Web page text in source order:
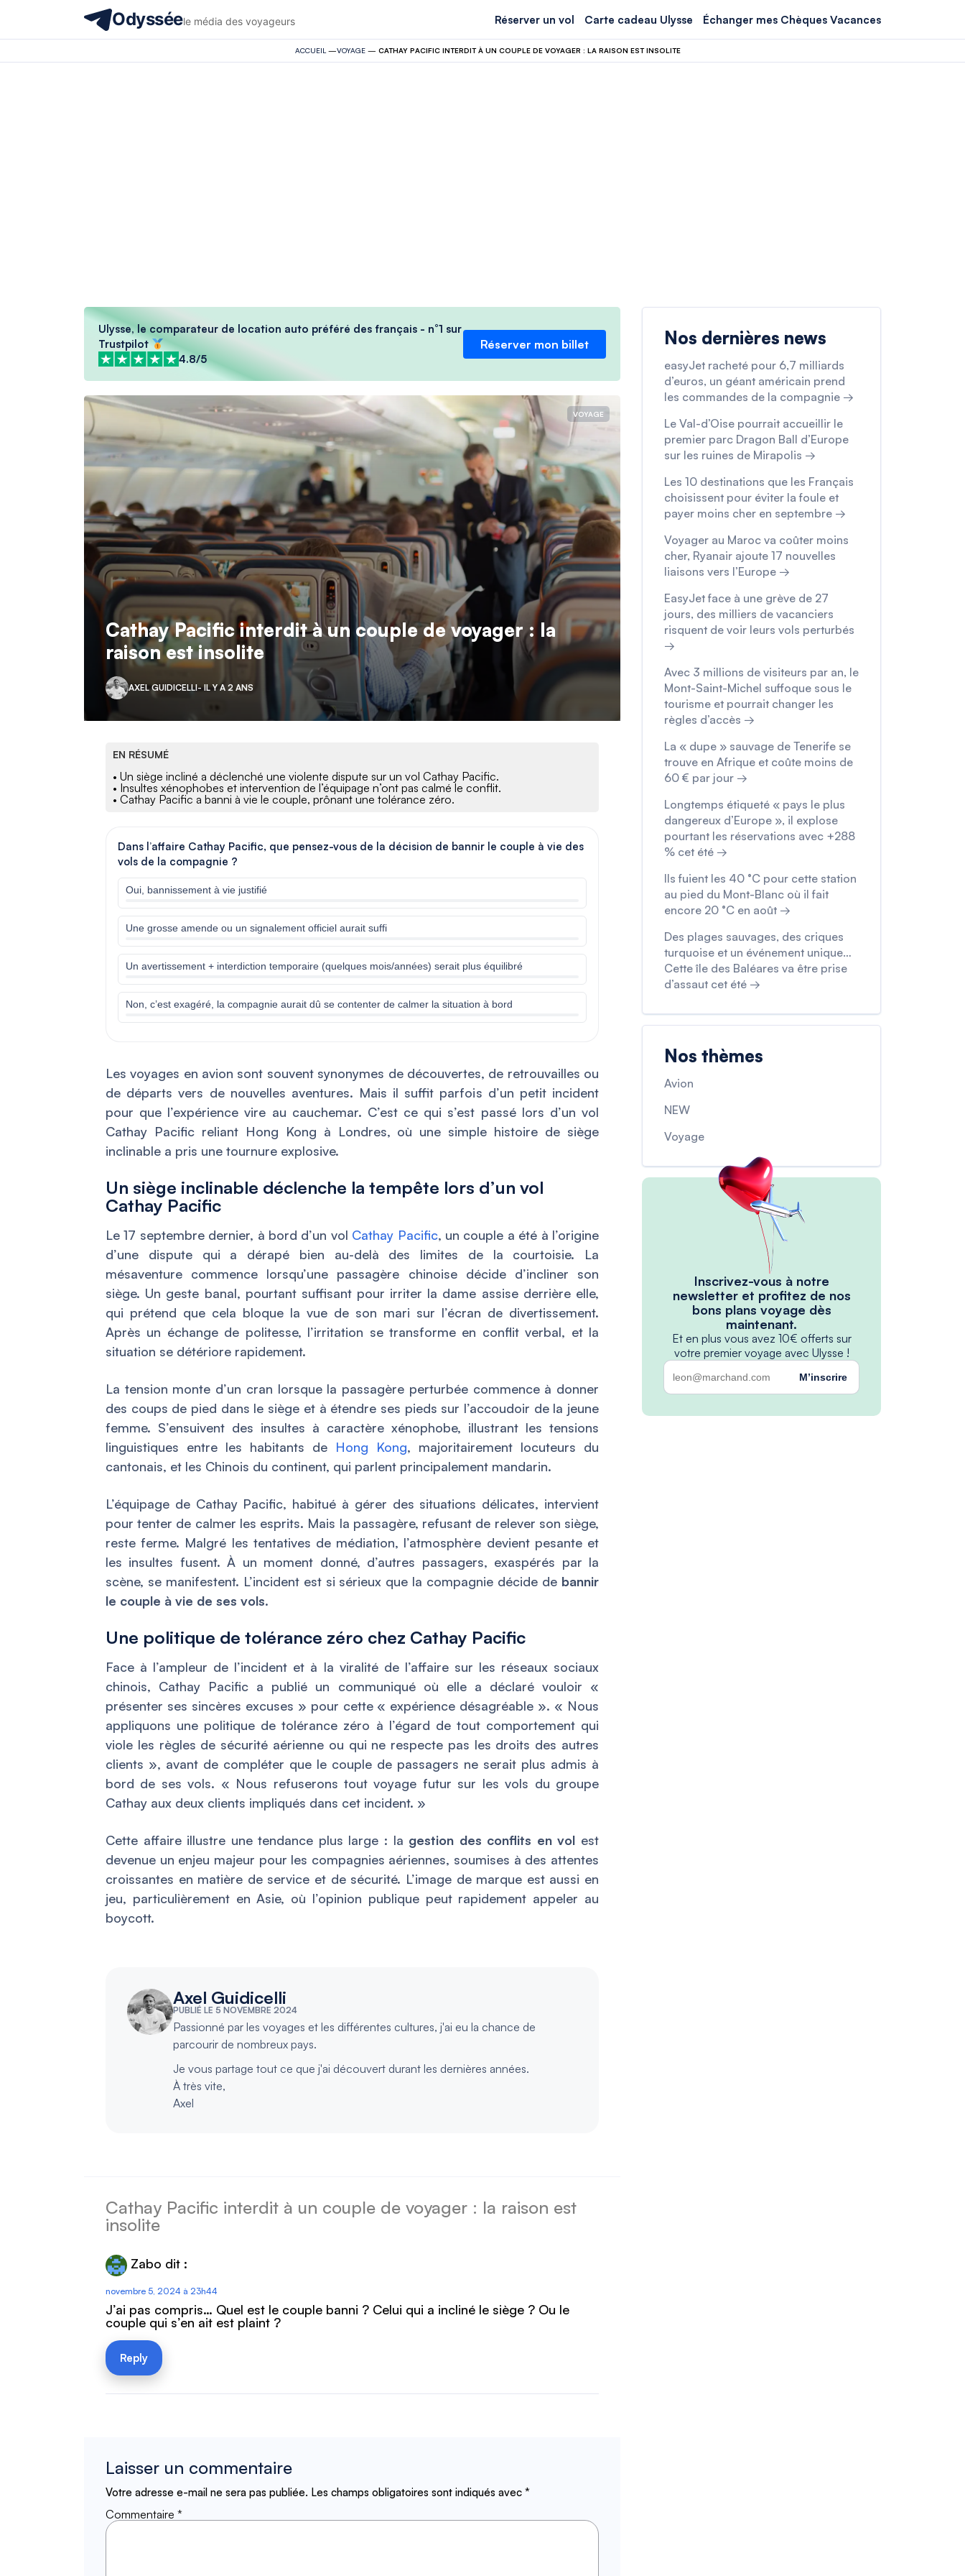
Odysséele média des voyageurs Réserver un vol Carte cadeau Ulysse Échanger mes Chèques Vacances
ACCUEIL —VOYAGE — CATHAY PACIFIC INTERDIT À UN COUPLE DE VOYAGER : LA RAISON EST INSOLITE
Ulysse, le comparateur de location auto préféré des français - n°1 sur
Trustpilot
4.8/5
Réserver mon billet
VOYAGE
Cathay Pacific interdit à un couple de voyager : la
raison est insolite
AXEL GUIDICELLI- IL Y A 2 ANS
EN RÉSUMÉ
• Un siège incliné a déclenché une violente dispute sur un vol Cathay Pacific.
• Insultes xénophobes et intervention de l’équipage n’ont pas calmé le conflit.
• Cathay Pacific a banni à vie le couple, prônant une tolérance zéro.
Dans l’affaire Cathay Pacific, que pensez-vous de la décision de bannir le couple à vie des
vols de la compagnie ?
Oui, bannissement à vie justifié
Une grosse amende ou un signalement officiel aurait suffi
Un avertissement + interdiction temporaire (quelques mois/années) serait plus équilibré
Non, c’est exagéré, la compagnie aurait dû se contenter de calmer la situation à bord
Les voyages en avion sont souvent synonymes de découvertes, de retrouvailles ou
de départs vers de nouvelles aventures. Mais il suffit parfois d’un petit incident
pour que l’expérience vire au cauchemar. C’est ce qui s’est passé lors d’un vol
Cathay Pacific reliant Hong Kong à Londres, où une simple histoire de siège
inclinable a pris une tournure explosive.
Un siège inclinable déclenche la tempête lors d’un vol
Cathay Pacific
Le 17 septembre dernier, à bord d’un vol Cathay Pacific, un couple a été à l’origine
d’une dispute qui a dérapé bien au-delà des limites de la courtoisie. La
mésaventure commence lorsqu’une passagère chinoise décide d’incliner son
siège. Un geste banal, pourtant suffisant pour irriter la dame assise derrière elle,
qui prétend que cela bloque la vue de son mari sur l’écran de divertissement.
Après un échange de politesse, l’irritation se transforme en conflit verbal, et la
situation se détériore rapidement.
La tension monte d’un cran lorsque la passagère perturbée commence à donner
des coups de pied dans le siège et à étendre ses pieds sur l’accoudoir de la jeune
femme. S’ensuivent des insultes à caractère xénophobe, illustrant les tensions
linguistiques entre les habitants de Hong Kong, majoritairement locuteurs du
cantonais, et les Chinois du continent, qui parlent principalement mandarin.
L’équipage de Cathay Pacific, habitué à gérer des situations délicates, intervient
pour tenter de calmer les esprits. Mais la passagère, refusant de relever son siège,
reste ferme. Malgré les tentatives de médiation, l’atmosphère devient pesante et
les insultes fusent. À un moment donné, d’autres passagers, exaspérés par la
scène, se manifestent. L’incident est si sérieux que la compagnie décide de bannir
le couple à vie de ses vols.
Une politique de tolérance zéro chez Cathay Pacific
Face à l’ampleur de l’incident et à la viralité de l’affaire sur les réseaux sociaux
chinois, Cathay Pacific a publié un communiqué où elle a déclaré vouloir «
présenter ses sincères excuses » pour cette « expérience désagréable ». « Nous
appliquons une politique de tolérance zéro à l’égard de tout comportement qui
viole les règles de sécurité aérienne ou qui ne respecte pas les droits des autres
clients », avant de compléter que le couple de passagers ne serait plus admis à
bord de ses vols. « Nous refuserons tout voyage futur sur les vols du groupe
Cathay aux deux clients impliqués dans cet incident. »
Cette affaire illustre une tendance plus large : la gestion des conflits en vol est
devenue un enjeu majeur pour les compagnies aériennes, soumises à des attentes
croissantes en matière de service et de sécurité. L’image de marque est aussi en
jeu, particulièrement en Asie, où l’opinion publique peut rapidement appeler au
boycott.
Axel Guidicelli
PUBLIÉ LE 5 NOVEMBRE 2024
Passionné par les voyages et les différentes cultures, j'ai eu la chance de
parcourir de nombreux pays.
Je vous partage tout ce que j'ai découvert durant les dernières années.
À très vite,
Axel
Cathay Pacific interdit à un couple de voyager : la raison est
insolite
Zabo dit :
novembre 5, 2024 à 23h44
J’ai pas compris… Quel est le couple banni ? Celui qui a incliné le siège ? Ou le
couple qui s’en ait est plaint ?
Reply
Laisser un commentaire
Votre adresse e-mail ne sera pas publiée. Les champs obligatoires sont indiqués avec *
Commentaire *
Nos dernières news
easyJet racheté pour 6,7 milliards
d’euros, un géant américain prend
les commandes de la compagnie →
Le Val-d’Oise pourrait accueillir le
premier parc Dragon Ball d’Europe
sur les ruines de Mirapolis →
Les 10 destinations que les Français
choisissent pour éviter la foule et
payer moins cher en septembre →
Voyager au Maroc va coûter moins
cher, Ryanair ajoute 17 nouvelles
liaisons vers l’Europe →
EasyJet face à une grève de 27
jours, des milliers de vacanciers
risquent de voir leurs vols perturbés
→
Avec 3 millions de visiteurs par an, le
Mont-Saint-Michel suffoque sous le
tourisme et pourrait changer les
règles d’accès →
La « dupe » sauvage de Tenerife se
trouve en Afrique et coûte moins de
60 € par jour →
Longtemps étiqueté « pays le plus
dangereux d’Europe », il explose
pourtant les réservations avec +288
% cet été →
Ils fuient les 40 °C pour cette station
au pied du Mont-Blanc où il fait
encore 20 °C en août →
Des plages sauvages, des criques
turquoise et un événement unique…
Cette île des Baléares va être prise
d’assaut cet été →
Nos thèmes
Avion
NEW
Voyage
Inscrivez-vous à notre
newsletter et profitez de nos
bons plans voyage dès
maintenant.
Et en plus vous avez 10€ offerts sur
votre premier voyage avec Ulysse !
M’inscrire